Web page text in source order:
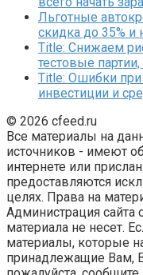
Льготные
скидка до 35% и
Title: Снижаем
тестовые партии,
Title: Ошибки
инвестиции и
© 2026 cfeed.ru
Все материалы на
источников - имеют
интернете или
предоставляются
целях. Права на
Администрация сайта
материала не несет.
материалы, которые
принадлежащие Вам,